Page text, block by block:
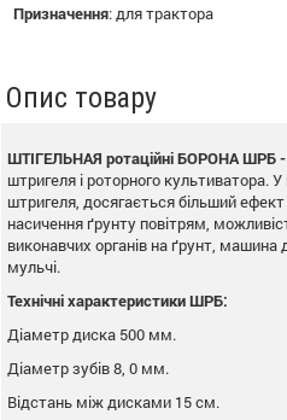
Призначення: для трактора
Опис товару
ШТІГЕЛЬНАЯ ротаційні БОРОНА ШРБ
штригеля і роторного культиватора. У
штригеля, досягається більший
насичення ґрунту повітрям,
виконавчих органів на ґрунт, машина
мульчі.
Технічні характеристики ШРБ:
Діаметр диска 500 мм.
Діаметр зубів 8, 0 мм.
Відстань між дисками 15 см.